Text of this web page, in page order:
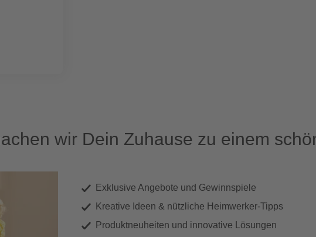
wir Dein Zuhause zu einem
Exklusive Angebote und Gewinnspiele
Kreative Ideen & nützliche Heimwerker-Tipps
Produktneuheiten und innovative Lösungen